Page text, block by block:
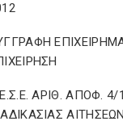
ΑΡΙΘ. ΑΠΟΦ. 4/